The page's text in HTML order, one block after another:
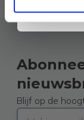
Blijf op de